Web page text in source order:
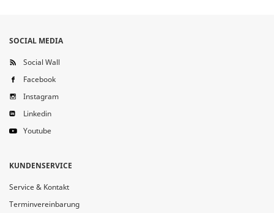
SOCIAL MEDIA
Social Wall
Facebook
Instagram
Linkedin
Youtube
KUNDENSERVICE
Service & Kontakt
Terminvereinbarung